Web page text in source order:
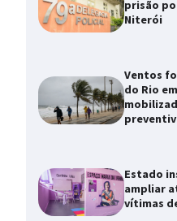
prisão
Niterói
Ventos
do Rio
Estado
ampliar
vítimas